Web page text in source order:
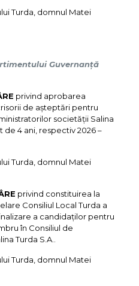
Turda, domnul Matei
Guvernanță
privind aprobarea
de așteptări pentru
societății Salina
de 4 ani, respectiv 2026 –
Turda, domnul Matei
privind constituirea la
Consiliul Local Turda a
a candidaților pentru
în Consiliul de
Turda S.A..
Turda, domnul Matei